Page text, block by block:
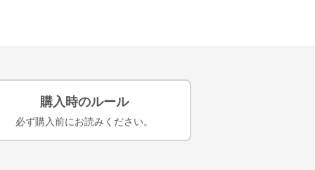
購入時のルール
必ず購入前にお読みください。